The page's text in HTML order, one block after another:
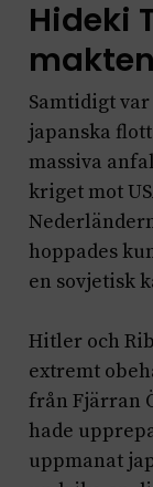
Hideki
makten
Samtidigt
japanska
massiva
kriget mot
hoppades
en sovjetisk
Hitler och
extremt
från Fjärran
hade
uppmanat